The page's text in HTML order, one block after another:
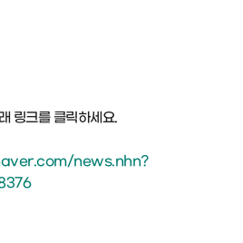
링크를 클릭하세요.
news.nhn?